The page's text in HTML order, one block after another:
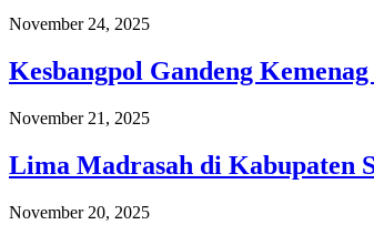
November 24, 2025
Kesbangpol Gandeng
November 21, 2025
Lima Madrasah di Kabupaten
November 20, 2025